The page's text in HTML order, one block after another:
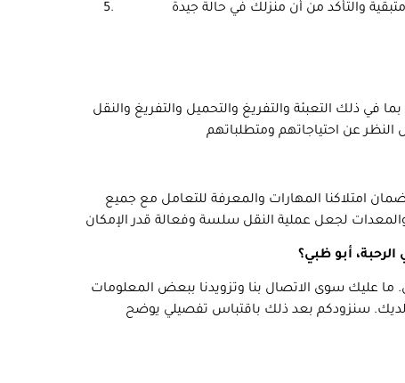
في ذلك التعبئة والتفريغ والتحميل والتفريغ والنقل
لضمان امتلاكنا المهارات والمعرفة للتعامل مع جميع
أبو ظبي؟
ما عليك سوى الاتصال بنا وتزويدنا ببعض المعلومات
لديك. سنزودكم بعد ذلك باقتباس تفصيلي يوضح